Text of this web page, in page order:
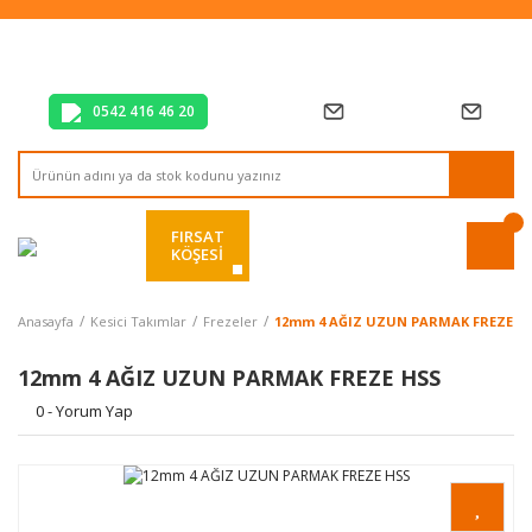
Tüm Alışverişlerde Vade Farksız 2 Taksit!
0542 416 46 20
FIRSAT
KÖŞESİ
Anasayfa Kesici Takımlar Frezeler 12mm 4 AĞIZ UZUN PARMAK FREZE
12mm 4 AĞIZ UZUN PARMAK FREZE HSS
0 - Yorum Yap